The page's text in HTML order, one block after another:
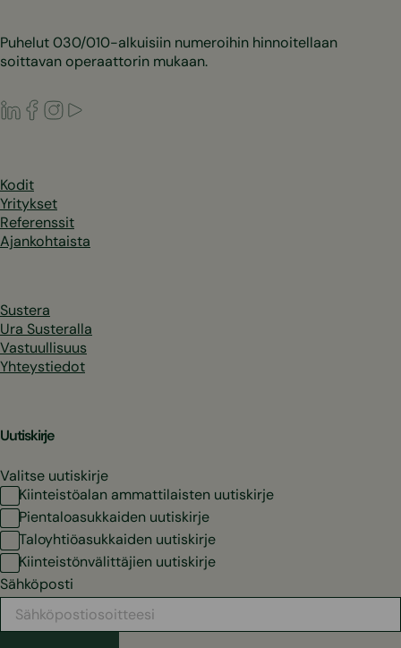
Puhelut 030/010-alkuisiin numeroihin hinnoitellaan
soittavan operaattorin mukaan.
LinkedIn
Facebook
Instagram
Kodit
Yritykset
Referenssit
Ajankohtaista
Sustera
Ura Susteralla
Vastuullisuus
Yhteystiedot
Uutiskirje
Valitse uutiskirje
Kiinteistöalan ammattilaisten uutiskirje
Pientaloasukkaiden uutiskirje
Taloyhtiöasukkaiden uutiskirje
Kiinteistönvälittäjien uutiskirje
Sähköposti